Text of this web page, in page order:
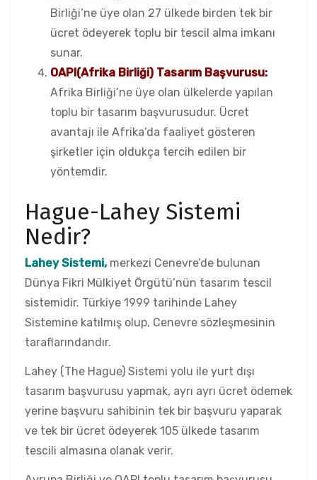
Birliği’ne üye olan 27 ülkede birden tek bir
ücret ödeyerek toplu bir tescil alma imkanı
sunar.
OAPI(Afrika Birliği) Tasarım Başvurusu:
Afrika Birliği’ne üye olan ülkelerde yapılan
toplu bir tasarım başvurusudur. Ücret
avantajı ile Afrika’da faaliyet gösteren
şirketler için oldukça tercih edilen bir
yöntemdir.
Hague-Lahey Sistemi
Nedir?
Lahey Sistemi, merkezi Cenevre’de bulunan
Dünya Fikri Mülkiyet Örgütü’nün tasarım tescil
sistemidir. Türkiye 1999 tarihinde Lahey
Sistemine katılmış olup, Cenevre sözleşmesinin
taraflarındandır.
Lahey (The Hague) Sistemi yolu ile yurt dışı
tasarım başvurusu yapmak, ayrı ayrı ücret ödemek
yerine başvuru sahibinin tek bir başvuru yaparak
ve tek bir ücret ödeyerek 105 ülkede tasarım
tescili almasına olanak verir.